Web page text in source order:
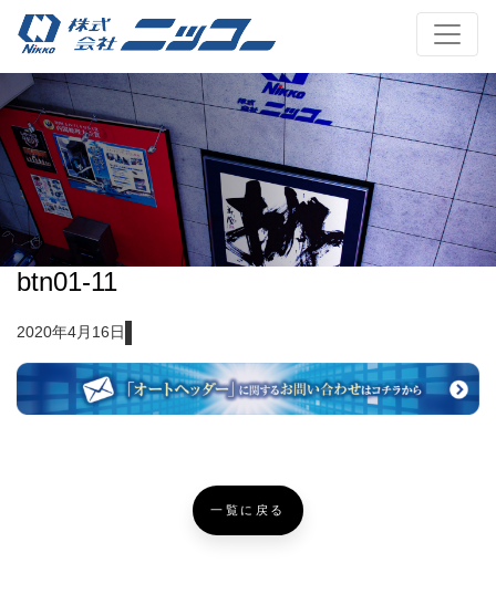
btn01-11
2020年4月16日
一覧に戻る